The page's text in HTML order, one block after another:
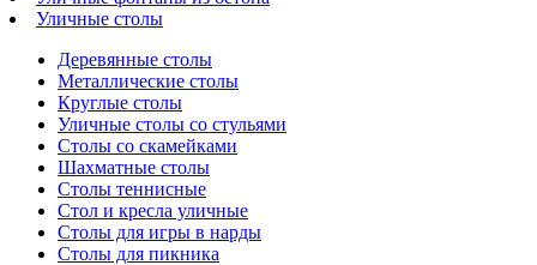
Уличные столы
Деревянные столы
Металлические столы
Круглые столы
Уличные столы со стульями
Столы со скамейками
Шахматные столы
Cтолы теннисные
Стол и кресла уличные
Столы для игры в нарды
Столы для пикника